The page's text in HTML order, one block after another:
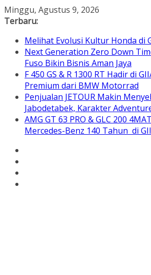
Skip
to
Minggu, Agustus 9, 2026
Terbaru:
Melihat Evolusi Kultur Honda di
Next Generation Zero Down
Fuso Bikin Bisnis Aman Jaya
F 450 GS & R 1300 RT Hadir di
Premium dari BMW Motorrad
Penjualan JETOUR Makin
Jabodetabek, Karakter
AMG GT 63 PRO & GLC 200
Mercedes-Benz 140 Tahun di